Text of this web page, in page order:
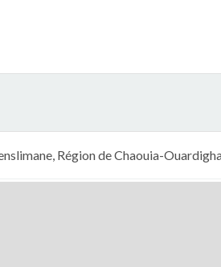
Région de Chaouia-